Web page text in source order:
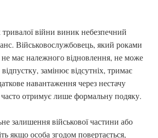
війни виник небезпечний
Військовослужбовець, який роками
має належного відновлення, не може
замінює відсутніх, тримає
навантаження через нестачу
отримує лише формальну подяку.
залишення військової частини або
якщо особа згодом повертається,